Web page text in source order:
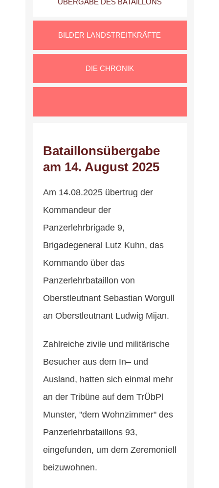
ÜBERGABE DES BATAILLONS
BILDER LANDSTREITKRÄFTE
DIE CHRONIK
Bataillonsübergabe
am 14. August 2025
Am 14.08.2025 übertrug der
Kommandeur der
Panzerlehrbrigade 9,
Brigadegeneral Lutz Kuhn, das
Kommando über das
Panzerlehrbataillon von
Oberstleutnant Sebastian Worgull
an Oberstleutnant Ludwig Mijan.
Zahlreiche zivile und militärische
Besucher aus dem In– und
Ausland, hatten sich einmal mehr
an der Tribüne auf dem TrÜbPl
Munster, "dem Wohnzimmer" des
Panzerlehrbataillons 93,
eingefunden, um dem Zeremoniell
beizuwohnen.